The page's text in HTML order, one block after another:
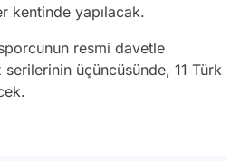
kentinde yapılacak.
resmi davetle
üçüncüsünde, 11 Türk